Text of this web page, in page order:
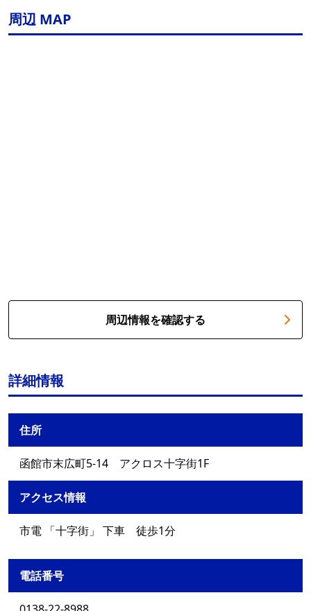
周辺 MAP
周辺情報を確認する
詳細情報
住所
函館市末広町5-14 アクロス十字街1F
アクセス情報
市電 「十字街」 下車 徒歩1分
電話番号